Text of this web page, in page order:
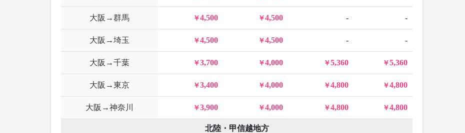
大阪→群馬 4,500 4,500 - -
大阪→埼玉 4,500 4,500 - -
大阪→千葉 3,700 4,000 5,360 5,360
大阪→東京 3,400 4,000 4,800 4,800
大阪→神奈川 3,900 4,000 4,800 4,800
北陸・甲信越地方